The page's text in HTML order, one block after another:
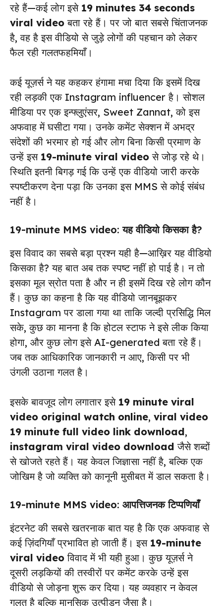
रहे हैं—कई लोग इसे 19 minutes 34 seconds
viral video बता रहे हैं। पर जो बात सबसे चिंताजनक
है, वह है इस वीडियो से जुड़े लोगों की पहचान को लेकर
फैल रही गलतफहमियाँ।
कई यूज़र्स ने यह कहकर हंगामा मचा दिया कि इसमें दिख
रही लड़की एक Instagram influencer है। सोशल
मीडिया पर एक इन्फ्लुएंसर, Sweet Zannat, को इस
अफवाह में घसीटा गया। उनके कमेंट सेक्शन में अभद्र
संदेशों की भरमार हो गई और लोग बिना किसी प्रमाण के
उन्हें इस 19-minute viral video से जोड़ रहे थे।
स्थिति इतनी बिगड़ गई कि उन्हें एक वीडियो जारी करके
स्पष्टीकरण देना पड़ा कि उनका इस MMS से कोई संबंध
नहीं है।
19-minute MMS video: यह वीडियो किसका है?
इस विवाद का सबसे बड़ा प्रश्न यही है—आख़िर यह वीडियो
किसका है? यह बात अब तक स्पष्ट नहीं हो पाई है। न तो
इसका मूल स्रोत पता है और न ही इसमें दिख रहे लोग कौन
हैं। कुछ का कहना है कि यह वीडियो जानबूझकर
Instagram पर डाला गया था ताकि जल्दी प्रसिद्धि मिल
सके, कुछ का मानना है कि होटल स्टाफ ने इसे लीक किया
होगा, और कुछ लोग इसे AI-generated बता रहे हैं।
जब तक आधिकारिक जानकारी न आए, किसी पर भी
उंगली उठाना गलत है।
इसके बावजूद लोग लगातार इसे 19 minute viral
video original watch online, viral video
19 minute full video link download,
instagram viral video download जैसे शब्दों
से खोजते रहते हैं। यह केवल जिज्ञासा नहीं है, बल्कि एक
जोखिम है जो व्यक्ति को कानूनी मुसीबत में डाल सकता है।
19-minute MMS video: आपत्तिजनक टिप्पणियाँ
इंटरनेट की सबसे खतरनाक बात यह है कि एक अफवाह से
कई ज़िंदगियाँ प्रभावित हो जाती हैं। इस 19-minute
viral video विवाद में भी यही हुआ। कुछ यूज़र्स ने
दूसरी लड़कियों की तस्वीरों पर कमेंट करके उन्हें इस
वीडियो से जोड़ना शुरू कर दिया। यह व्यवहार न केवल
गलत है बल्कि मानसिक उत्पीड़न जैसा है।